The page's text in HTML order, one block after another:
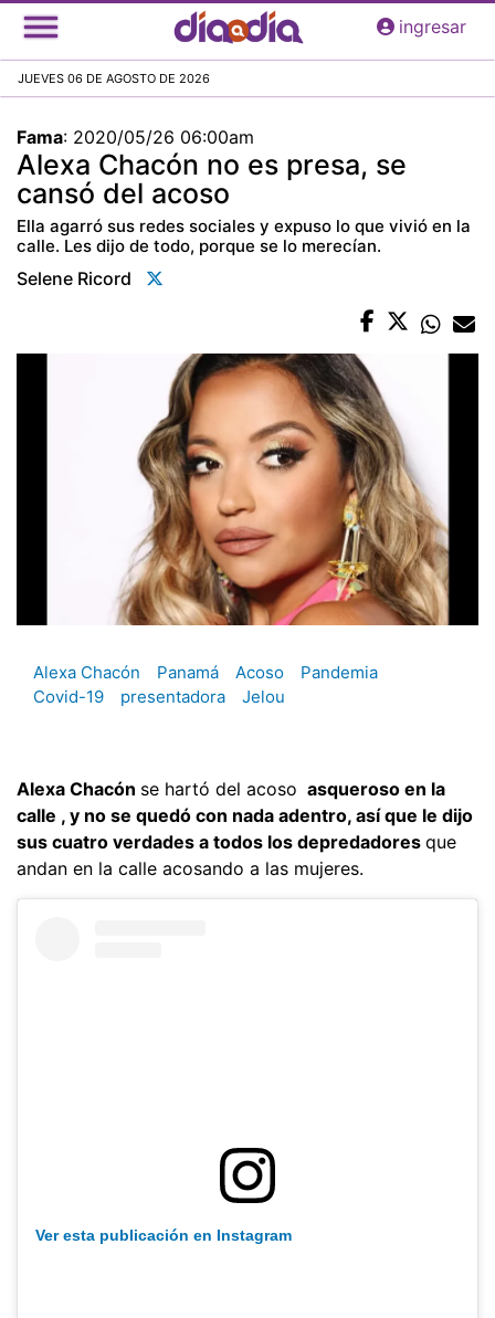
Pasar
al
principal
ingresar
JUEVES 06 DE AGOSTO DE 2026
Fama: 2020/05/26 06:00am
Alexa Chacón no es presa, se
cansó del acoso
Ella agarró sus redes sociales y expuso lo que vivió en la
calle. Les dijo de todo, porque se lo merecían.
Selene Ricord
Alexa Chacón Panamá Acoso
Pandemia
Covid-19
presentadora Jelou
Alexa Chacón se hartó del acoso asqueroso en la
calle , y no se quedó con nada adentro, así que le dijo
sus cuatro verdades a todos los depredadores que
andan en la calle acosando a las mujeres.
Ver esta publicación en Instagram